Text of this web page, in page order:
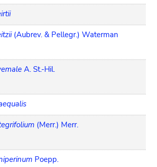
(Aubrev. & Pellegr.) Waterman
A. St.-Hil.
(Merr.) Merr.
Poepp.